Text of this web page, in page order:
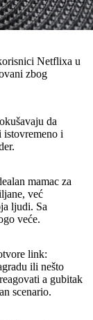
Netflixa u
zbog
da
istovremeno i
mamac za
već
ljudi. Sa
veće.
link:
ili nešto
a gubitak
scenario.